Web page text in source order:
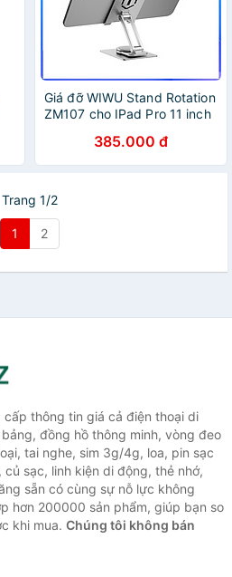
Giá đỡ WIWU Stand Rotation
ZM107 cho IPad Pro 11 inch
.Hợp kim nhôm xoay 360 độ
gập nhỏ gọn - Hàng chính
385.000 đ
Trang 1/2
1 2
cấp thông tin giá cả điện thoại di
đồng hồ thông minh, vòng đeo
tai nghe, sim 3g/4g, loa, pin sạc
sạc, linh kiện di động, thẻ nhớ,
sẵn có cùng sự nỗ lực không
hơn 200000 sản phẩm, giúp bạn so
khi mua. Chúng tôi không bán